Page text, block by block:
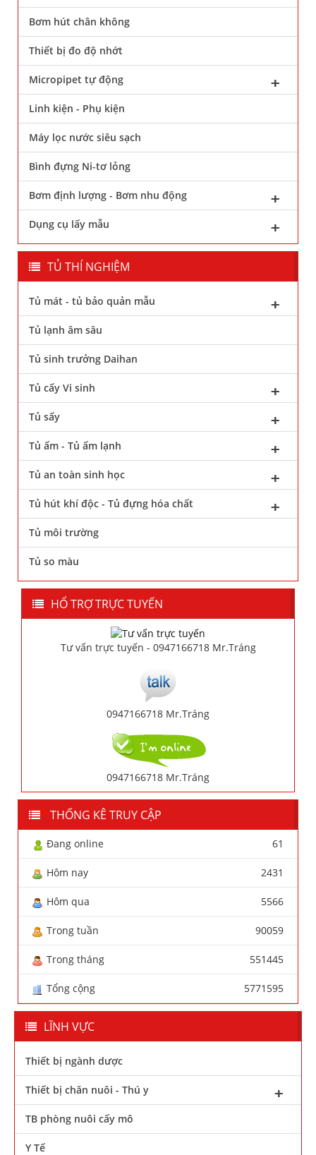
Bơm hút chân không
Thiết bị đo độ nhớt
Micropipet tự động
Linh kiện - Phụ kiện
Máy lọc nước siêu sạch
Bình đựng Ni-tơ lỏng
Bơm định lượng - Bơm nhu động
Dụng cụ lấy mẫu
TỦ THÍ NGHIỆM
Tủ mát - tủ bảo quản mẫu
Tủ lạnh âm sâu
Tủ sinh trưởng Daihan
Tủ cấy Vi sinh
Tủ sấy
Tủ ấm - Tủ ấm lạnh
Tủ an toàn sinh học
Tủ hút khí độc - Tủ đựng hóa chất
Tủ môi trường
Tủ so màu
HỔ TRỢ TRỰC TUYẾN
Tư vấn trực tuyến - 0947166718 Mr.Tráng
0947166718 Mr.Tráng
0947166718 Mr.Tráng
THỐNG KÊ TRUY CẬP
Đang online 61
Hôm nay 2431
Hôm qua 5566
Trong tuần 90059
Trong tháng 551445
Tổng cộng 5771595
LĨNH VỰC
Thiết bị ngành dược
Thiết bị chăn nuôi - Thú y
TB phòng nuôi cấy mô
Y Tế